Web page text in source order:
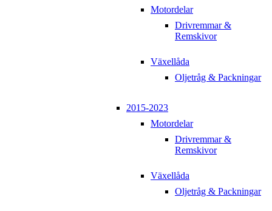
Motordelar
Drivremmar &
Remskivor
Växellåda
Oljetråg & Packningar
2015-2023
Motordelar
Drivremmar &
Remskivor
Växellåda
Oljetråg & Packningar